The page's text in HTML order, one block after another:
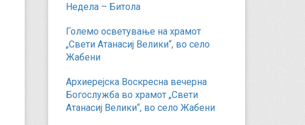
Недела – Битола
Големо осветување на храмот
„Свети Атанасиј Велики“, во село
Жабени
Архиерејска Воскресна вечерна
Богослужба во храмот „Свети
Атанасиј Велики“, во село Жабени